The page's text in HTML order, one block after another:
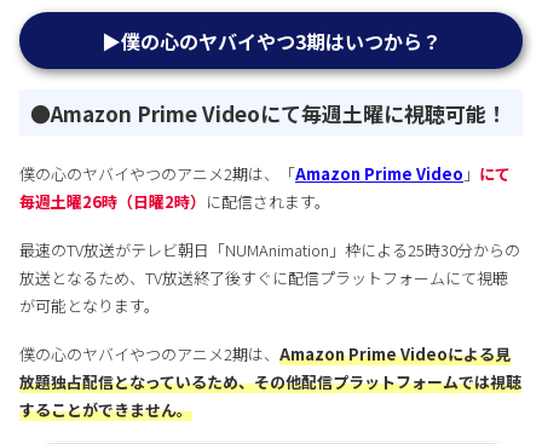
▶︎僕の心のヤバイやつ3期はいつから？
●Amazon Prime Videoにて毎週土曜に視聴可能！
僕の心のヤバイやつのアニメ2期は、「Amazon Prime Video 」 にて
毎週土曜26時（日曜2時） に配信されます。
最速のTV放送がテレビ朝日「NUMAnimation」枠による25時30分からの
放送となるため、TV放送終了後すぐに配信プラットフォームにて視聴
が可能となります。
僕の心のヤバイやつのアニメ2期は、 Amazon Prime Videoによる見
放題独占配信となっているため、その他配信プラットフォームでは視聴
することができません。